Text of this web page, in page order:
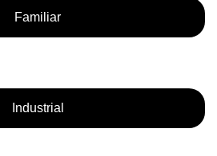
Familiar
Industrial